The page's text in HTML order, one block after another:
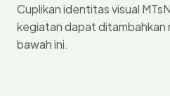
Cuplikan identitas visual
kegiatan dapat ditambahkan
bawah ini.